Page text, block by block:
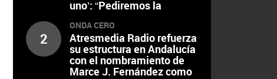
uno’: “Pediremos la
Gobierno y los ministros
que nombró ayer Aldama”
2
ONDA CERO
Atresmedia Radio refuerza
su estructura en Andalucía
con el nombramiento de
Marce J. Fernández como